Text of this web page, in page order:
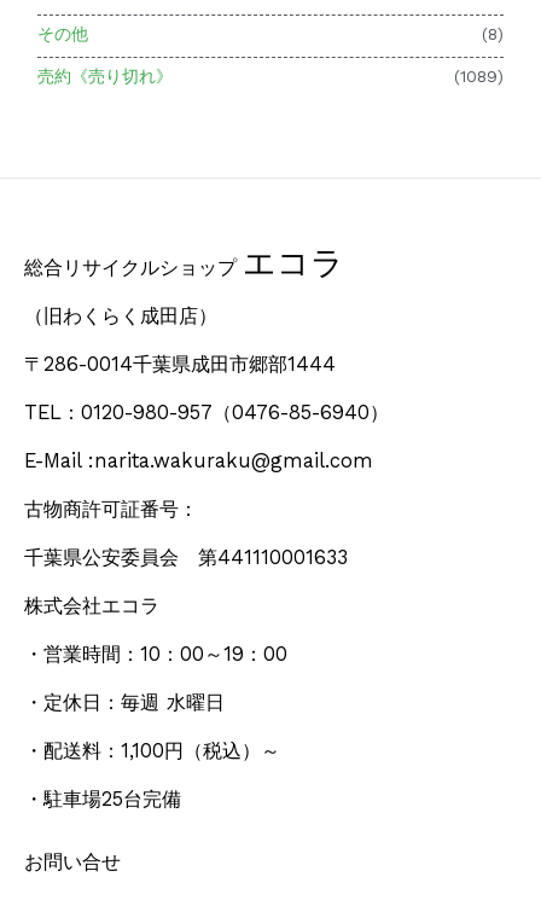
その他 (8)
売約《売り切れ》 (1089)
総合リサイクルショップ エコラ
（旧わくらく成田店）
〒286-0014千葉県成田市郷部1444
TEL：0120-980-957 （0476-85-6940）
E-Mail :narita.wakuraku@gmail.com
古物商許可証番号：
千葉県公安委員会 第441110001633
株式会社エコラ
・営業時間：10：00～19：00
・定休日：毎週 水曜日
・配送料：1,100円 （税込） ～
・駐車場25台完備
お問い合せ